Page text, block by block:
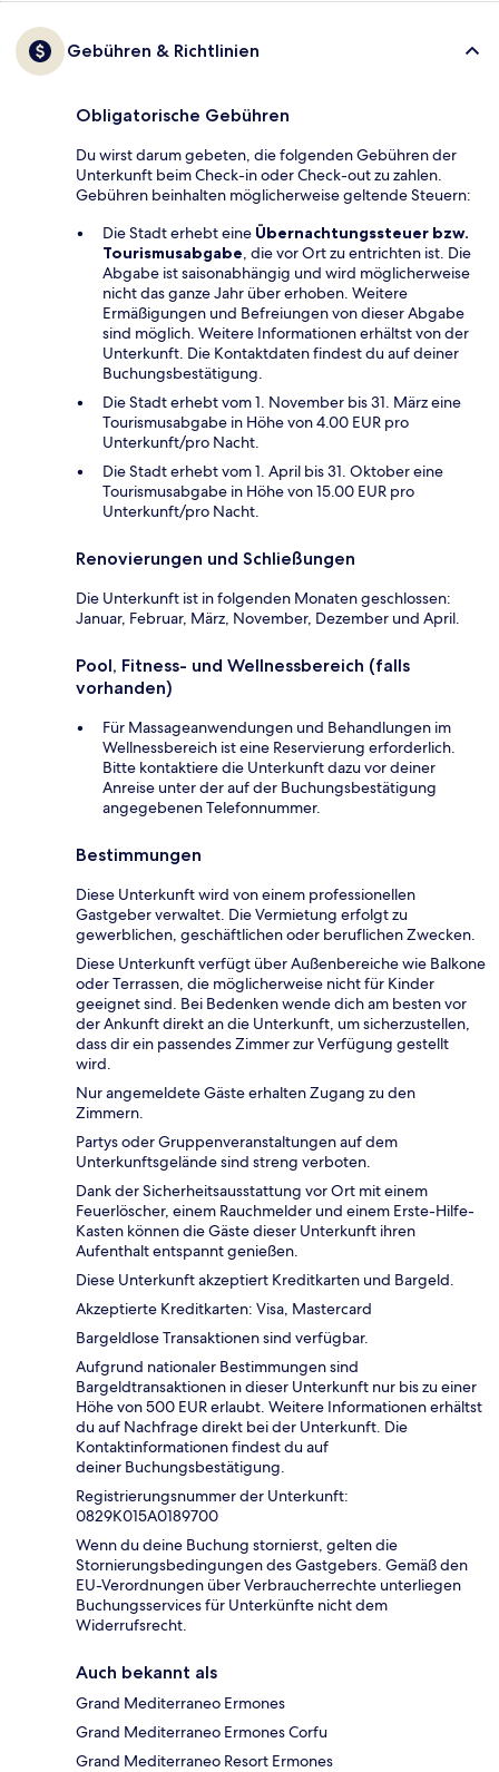
Gebühren & Richtlinien
Obligatorische Gebühren
Du wirst darum gebeten, die folgenden Gebühren der
Unterkunft beim Check-in oder Check-out zu zahlen.
Gebühren beinhalten möglicherweise geltende Steuern:
Die Stadt erhebt eine Übernachtungssteuer bzw.
Tourismusabgabe, die vor Ort zu entrichten ist. Die
Abgabe ist saisonabhängig und wird möglicherweise
nicht das ganze Jahr über erhoben. Weitere
Ermäßigungen und Befreiungen von dieser Abgabe
sind möglich. Weitere Informationen erhältst von der
Unterkunft. Die Kontaktdaten findest du auf deiner
Buchungsbestätigung.
Die Stadt erhebt vom 1. November bis 31. März eine
Tourismusabgabe in Höhe von 4.00 EUR pro
Unterkunft/pro Nacht.
Die Stadt erhebt vom 1. April bis 31. Oktober eine
Tourismusabgabe in Höhe von 15.00 EUR pro
Unterkunft/pro Nacht.
Renovierungen und Schließungen
Die Unterkunft ist in folgenden Monaten geschlossen:
Januar, Februar, März, November, Dezember und April.
Pool, Fitness- und Wellnessbereich (falls
vorhanden)
Für Massageanwendungen und Behandlungen im
Wellnessbereich ist eine Reservierung erforderlich.
Bitte kontaktiere die Unterkunft dazu vor deiner
Anreise unter der auf der Buchungsbestätigung
angegebenen Telefonnummer.
Bestimmungen
Diese Unterkunft wird von einem professionellen
Gastgeber verwaltet. Die Vermietung erfolgt zu
gewerblichen, geschäftlichen oder beruflichen Zwecken.
Diese Unterkunft verfügt über Außenbereiche wie Balkone
oder Terrassen, die möglicherweise nicht für Kinder
geeignet sind. Bei Bedenken wende dich am besten vor
der Ankunft direkt an die Unterkunft, um sicherzustellen,
dass dir ein passendes Zimmer zur Verfügung gestellt
wird.
Nur angemeldete Gäste erhalten Zugang zu den
Zimmern.
Partys oder Gruppenveranstaltungen auf dem
Unterkunftsgelände sind streng verboten.
Dank der Sicherheitsausstattung vor Ort mit einem
Feuerlöscher, einem Rauchmelder und einem Erste-Hilfe-
Kasten können die Gäste dieser Unterkunft ihren
Aufenthalt entspannt genießen.
Diese Unterkunft akzeptiert Kreditkarten und Bargeld.
Akzeptierte Kreditkarten: Visa, Mastercard
Bargeldlose Transaktionen sind verfügbar.
Aufgrund nationaler Bestimmungen sind
Bargeldtransaktionen in dieser Unterkunft nur bis zu einer
Höhe von 500 EUR erlaubt. Weitere Informationen erhältst
du auf Nachfrage direkt bei der Unterkunft. Die
Kontaktinformationen findest du auf
deiner Buchungsbestätigung.
Registrierungsnummer der Unterkunft:
0829K015A0189700
Wenn du deine Buchung stornierst, gelten die
Stornierungsbedingungen des Gastgebers. Gemäß den
EU-Verordnungen über Verbraucherrechte unterliegen
Buchungsservices für Unterkünfte nicht dem
Widerrufsrecht.
Auch bekannt als
Grand Mediterraneo Ermones
Grand Mediterraneo Ermones Corfu
Grand Mediterraneo Resort Ermones